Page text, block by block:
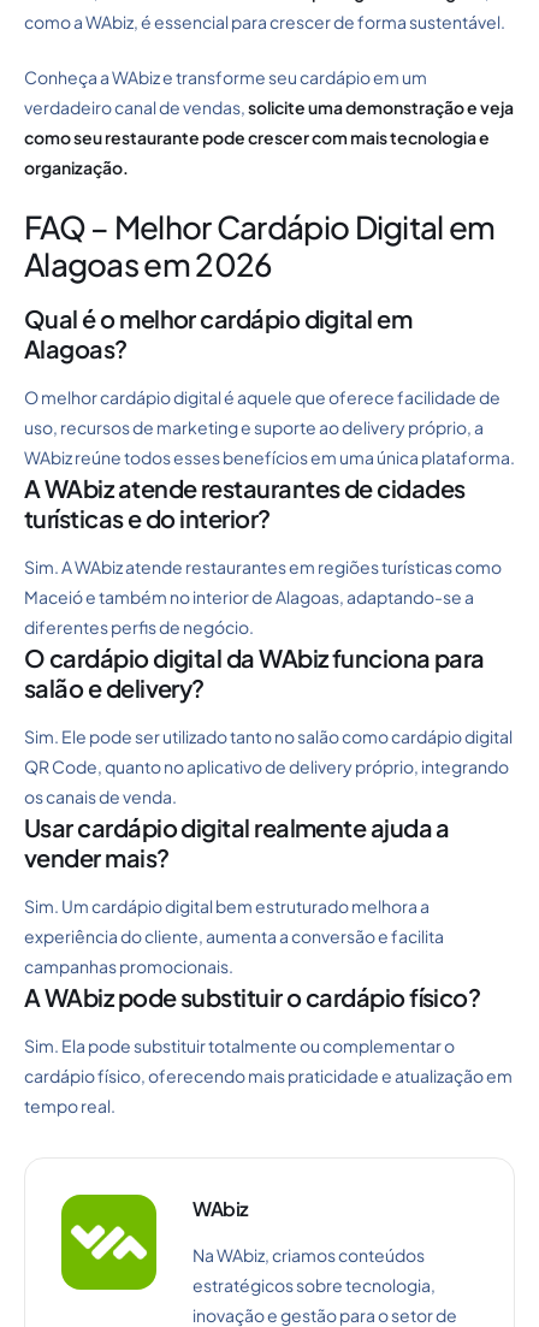
como a WAbiz, é essencial para crescer de forma sustentável.
Conheça a WAbiz e transforme seu cardápio em um
verdadeiro canal de vendas,solicite uma demonstraçãoe veja
como seu restaurante pode crescer com mais tecnologia e
organização.
FAQ – Melhor Cardápio Digital em
Alagoas em 2026
Qual é o melhor cardápio digital em
Alagoas?
O melhor cardápio digital é aquele que oferece facilidade de
uso, recursos de marketing e suporte ao delivery próprio, a
WAbiz reúne todos esses benefícios em uma única plataforma.
A WAbiz atende restaurantes de cidades
turísticas e do interior?
Sim. A WAbiz atende restaurantes em regiões turísticas como
Maceió e também no interior de Alagoas, adaptando-se a
diferentes perfis de negócio.
O cardápio digital da WAbiz funciona para
salão e delivery?
Sim. Ele pode ser utilizado tanto no salão como cardápio digital
QR Code, quanto no aplicativo de delivery próprio, integrando
os canais de venda.
Usar cardápio digital realmente ajuda a
vender mais?
Sim. Um cardápio digital bem estruturado melhora a
experiência do cliente, aumenta a conversão e facilita
campanhas promocionais.
A WAbiz pode substituir o cardápio físico?
Sim. Ela pode substituir totalmente ou complementar o
cardápio físico, oferecendo mais praticidade e atualização em
tempo real.
WAbiz
Na WAbiz, criamos conteúdos
estratégicos sobre tecnologia,
inovação e gestão para o setor de